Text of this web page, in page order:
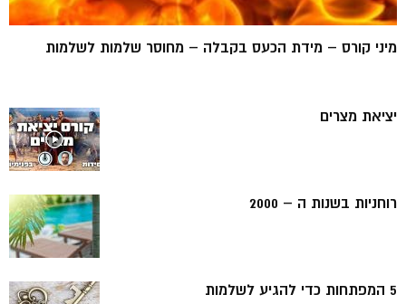
מיני קורס – מידת הכעס בקבלה – מחוסר שלמות לשלמות
יציאת מצרים
רוחניות בשנות ה – 2000
5 המפתחות כדי להגיע לשלמות